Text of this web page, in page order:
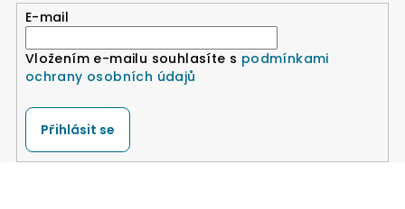
E-mail
Vložením e-mailu souhlasíte s podmínkami
ochrany osobních údajů
Přihlásit se